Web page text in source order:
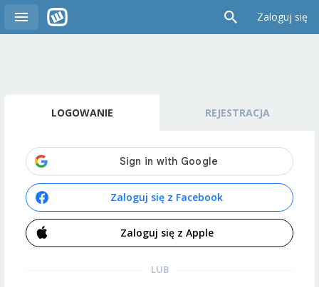
Zaloguj się
LOGOWANIE REJESTRACJA
Zaloguj się z Facebook
Zaloguj się z Apple
LUB